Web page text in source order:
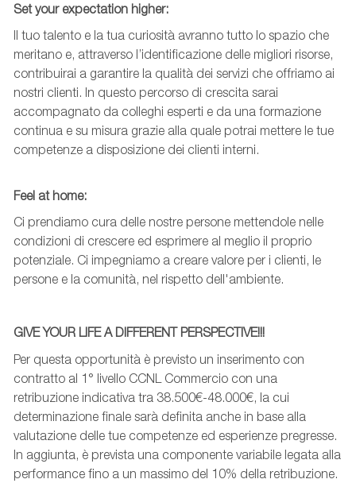
Setyour expectation higher:
Il tuo talento e la tua curiosità avranno tutto lo spazio che
meritano e, attraverso l’identificazione delle migliori risorse,
contribuirai a garantire la qualità dei servizi che offriamo ai
nostri clienti. In questo percorso di crescita sarai
accompagnato da colleghi esperti e da una formazione
continua e su misura grazie alla quale potrai mettere le tue
competenze a disposizione dei clienti interni.
Feel athome:
Ci prendiamo cura delle nostre persone mettendole nelle
condizioni di crescere ed esprimere al meglio il proprio
potenziale. Ci impegniamo a creare valore per i clienti, le
persone e la comunità, nel rispetto dell'ambiente.
GIVE YOUR LIFE A DIFFERENT PERSPECTIVE!!!
Per questa opportunità è previsto un inserimento con
contratto al 1° livello CCNL Commercio con una
retribuzione indicativa tra 38.500€-48.000€, la cui
determinazione finale sarà definita anche in base alla
valutazione delle tue competenze ed esperienze pregresse.
In aggiunta, è prevista una componente variabile legata alla
performance fino a un massimo del 10% della retribuzione.